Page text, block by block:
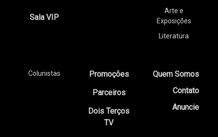
Sala VIP
Arte e
Exposições
Literatura
Colunistas
Promoções
Parceiros
Dois Terços
TV
Quem Somos
Contato
Anuncie